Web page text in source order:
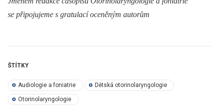
se připojujeme s gratulací oceněným autorům
ŠTÍTKY
Audiologie a foniatrie Dětská otorinolaryngologie
Otorinolaryngologie